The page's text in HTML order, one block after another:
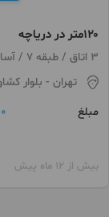
۱۲۰متر در دریاچه
3 اتاق / طبقه 7 / آسانسور
تهران - بلوار
مبلغ
بیش از 12 ماه پیش